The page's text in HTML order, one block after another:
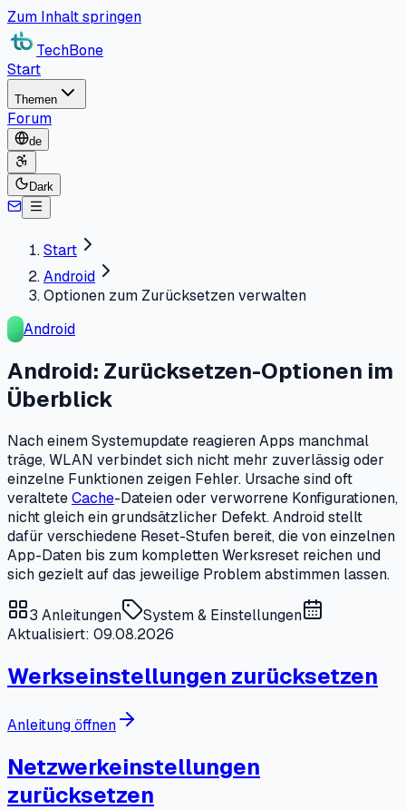
Zum Inhalt springen
TechBone
Start
Themen
Forum
de
Dark
Start
Android
Optionen zum Zurücksetzen verwalten
Android
Android: Zurücksetzen-Optionen im
Überblick
Nach einem Systemupdate reagieren Apps manchmal
träge, WLAN verbindet sich nicht mehr zuverlässig oder
einzelne Funktionen zeigen Fehler. Ursache sind oft
veralteteCache-Dateien oder verworrene Konfigurationen,
nicht gleich ein grundsätzlicher Defekt. Android stellt
dafür verschiedene Reset-Stufen bereit, die von einzelnen
App-Daten bis zum kompletten Werksreset reichen und
sich gezielt auf das jeweilige Problem abstimmen lassen.
3 Anleitungen
System & Einstellungen
Aktualisiert: 09.08.2026
Werkseinstellungen zurücksetzen
Anleitung öffnen
Netzwerkeinstellungen
zurücksetzen